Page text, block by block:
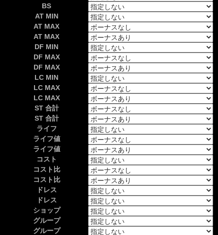
BS
AT MIN
AT MAX
AT MAX
DF MIN
DF MAX
DF MAX
LC MIN
LC MAX
LC MAX
ST 合計
ST 合計
ライフ
ライフ値
ライフ値
コスト
コスト比
コスト比
ドレス
ドレス
ショップ
グループ
グループ